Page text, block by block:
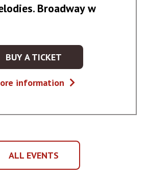
Broadway w
BUY A TICKET
KUP
NA
BROADWAY
W
TORUNIU
information
Musical
w
ALL EVENTS
ALL
EVENTS